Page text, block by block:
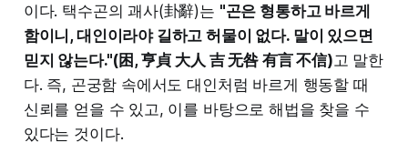
이다. 택수곤의 괘사(卦辭)는 "곤은 형통하고 바르게
함이니, 대인이라야 길하고 허물이 없다. 말이 있으면
믿지 않는다."(困, 亨貞 大人 吉 无咎 有言 不信)고 말한
다. 즉, 곤궁함 속에서도 대인처럼 바르게 행동할 때
신뢰를 얻을 수 있고, 이를 바탕으로 해법을 찾을 수
있다는 것이다.